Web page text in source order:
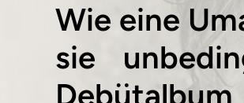
Wie eine
sie